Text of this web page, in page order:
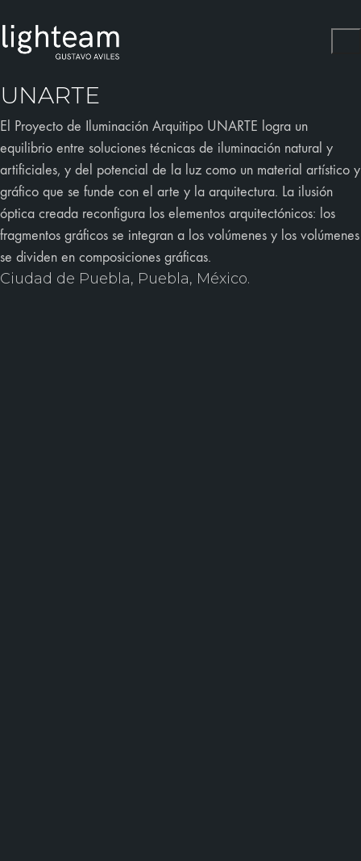
UNARTE
El Proyecto de Iluminación Arquitipo UNARTE logra un
equilibrio entre soluciones técnicas de iluminación natural y
artificiales, y del potencial de la luz como un material artístico y
gráfico que se funde con el arte y la arquitectura. La ilusión
óptica creada reconfigura los elementos arquitectónicos: los
fragmentos gráficos se integran a los volúmenes y los volúmenes
se dividen en composiciones gráficas.
Ciudad de Puebla, Puebla, México.